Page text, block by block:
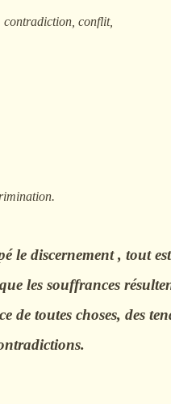
contradiction, conflit,
le discernement , tout
les souffrances
de toutes choses, des